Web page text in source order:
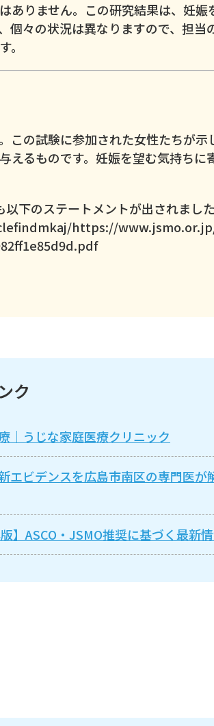
ありません。この研究結果は、妊娠
個々の状況は異なりますので、担当
。
この試験に参加された女性たちが示
えるものです。妊娠を望む気持ちに
下のステートメントが出されました
https://
ク
｜うじな家庭医療クリニック
エビデンスを広島市南区の専門医が
】ASCO・JSMO推奨に基づく最新